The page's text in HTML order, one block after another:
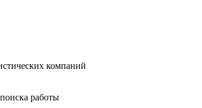
компаний
работы